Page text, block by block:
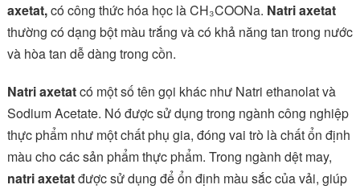
axetat,có công thức hóa học là CH₃COONa. Natri axetat
thường có dạng bột màu trắng và có khả năng tan trong nước
và hòa tan dễ dàng trong cồn.
Natri axetatcó một số tên gọi khác như Natri ethanolat và
Sodium Acetate. Nó được sử dụng trong ngành công nghiệp
thực phẩm như một chất phụ gia, đóng vai trò là chất ổn định
màu cho các sản phẩm thực phẩm. Trong ngành dệt may,
natri axetatđược sử dụng để ổn định màu sắc của vải, giúp